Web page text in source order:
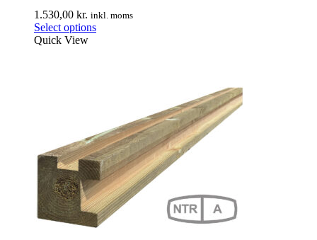
1.530,00 kr. inkl. moms
Select options
Quick View